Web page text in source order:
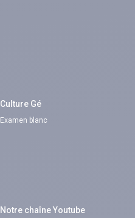
Culture Gé
Examen blanc
Notre chaîne Youtube